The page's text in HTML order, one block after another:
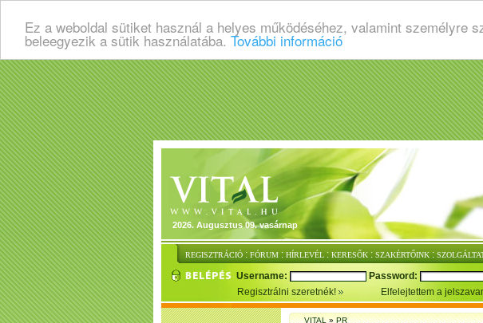
Ez a weboldal sütiket használ a helyes működéséhez, valamint személyre
beleegyezik a sütik használatába. További információ
2026. Augusztus 09. vasárnap
REGISZTRÁCIÓ : FÓRUM : HÍRLEVÉL : KERESŐK : SZAKÉRTŐINK :
Username: Password:
Regisztrálni szeretnék!
Elfelejtettem a
VITAL»PR